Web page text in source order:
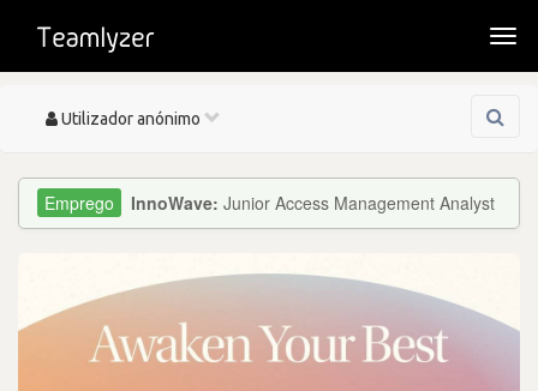
Toggle
Utilizador anónimo
InnoWave: Junior Access Management Analyst